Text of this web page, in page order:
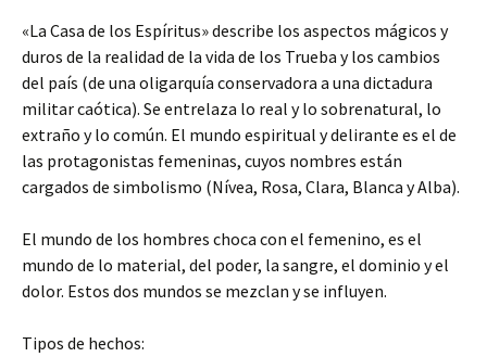
«La Casa de los Espíritus» describe los aspectos mágicos y
duros de la realidad de la vida de los Trueba y los cambios
del país (de una oligarquía conservadora a una dictadura
militar caótica). Se entrelaza lo real y lo sobrenatural, lo
extraño y lo común. El mundo espiritual y delirante es el de
las protagonistas femeninas, cuyos nombres están
cargados de simbolismo (Nívea, Rosa, Clara, Blanca y Alba).
El mundo de los hombres choca con el femenino, es el
mundo de lo material, del poder, la sangre, el dominio y el
dolor. Estos dos mundos se mezclan y se influyen.
Tipos de hechos: